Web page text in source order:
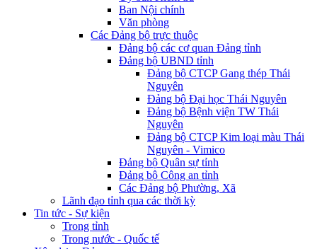
Ban Nội chính
Văn phòng
Các Đảng bộ trực thuộc
Đảng bộ các cơ quan Đảng tỉnh
Đảng bộ UBND tỉnh
Đảng bộ CTCP Gang thép Thái
Nguyên
Đảng bộ Đại học Thái Nguyên
Đảng bộ Bệnh viện TW Thái
Nguyên
Đảng bộ CTCP Kim loại màu Thái
Nguyên - Vimico
Đảng bộ Quân sự tỉnh
Đảng bộ Công an tỉnh
Các Đảng bộ Phường, Xã
Lãnh đạo tỉnh qua các thời kỳ
Tin tức - Sự kiện
Trong tỉnh
Trong nước - Quốc tế